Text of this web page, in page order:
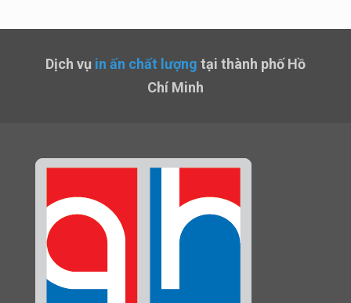
Dịch vụ in ấn chất lượng tại thành phố Hồ
Chí Minh